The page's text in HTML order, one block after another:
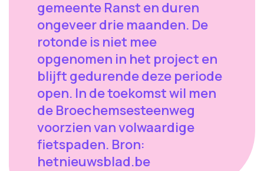
gemeente Ranst en duren
ongeveer drie maanden. De
rotonde is niet mee
opgenomen in het project en
blijft gedurende deze periode
open. In de toekomst wil men
de Broechemsesteenweg
voorzien van volwaardige
fietspaden. Bron:
hetnieuwsblad.be